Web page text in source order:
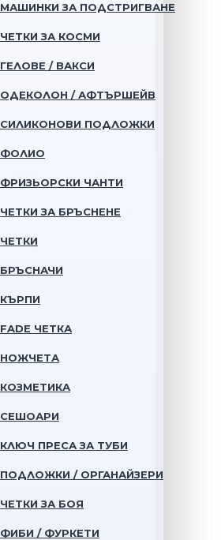
МАШИНКИ ЗА ПОДСТРИГВАНЕ
ЧЕТКИ ЗА КОСМИ
ГЕЛОВЕ / ВАКСИ
ОДЕКОЛОН / АФТЪРШЕЙВ
СИЛИКОНОВИ ПОДЛОЖКИ
ФОЛИО
ФРИЗЬОРСКИ ЧАНТИ
ЧЕТКИ ЗА БРЪСНЕНЕ
ЧЕТКИ
БРЪСНАЧИ
КЪРПИ
FADE ЧЕТКА
НОЖЧЕТА
КОЗМЕТИКА
СЕШОАРИ
КЛЮЧ ПРЕСА ЗА ТУБИ
ПОДЛОЖКИ / ОРГАНАЙЗЕРИ
ЧЕТКИ ЗА БОЯ
ФИБИ / ФУРКЕТИ